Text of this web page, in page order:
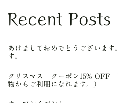
Recent Posts
あけましておめでとうございます
す。
クリスマス クーポン15% OFF
物からご利用になれます。）